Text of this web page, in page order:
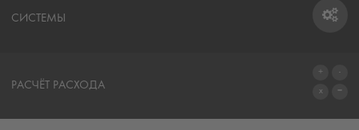
СИСТЕМЫ
РАСЧЁТ РАСХОДА